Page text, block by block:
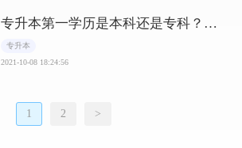
专升本第一学历是本科还是专科？教
育部答复
专升本
2021-10-08 18:24:56
1 2 >